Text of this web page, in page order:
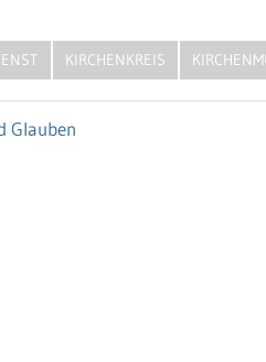
KIRCHENKREIS
Glauben